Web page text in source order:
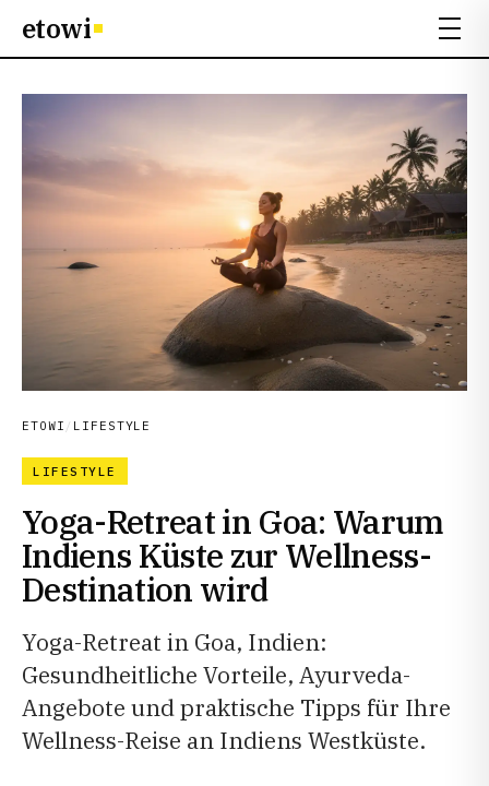
etowi
ETOWI / LIFESTYLE
LIFESTYLE
Yoga-Retreat in Goa: Warum
Indiens Küste zur Wellness-
Destination wird
Yoga-Retreat in Goa, Indien:
Gesundheitliche Vorteile, Ayurveda-
Angebote und praktische Tipps für Ihre
Wellness-Reise an Indiens Westküste.